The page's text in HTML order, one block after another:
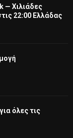
— Χιλιάδες
22:00 Ελλάδας
όλες τις